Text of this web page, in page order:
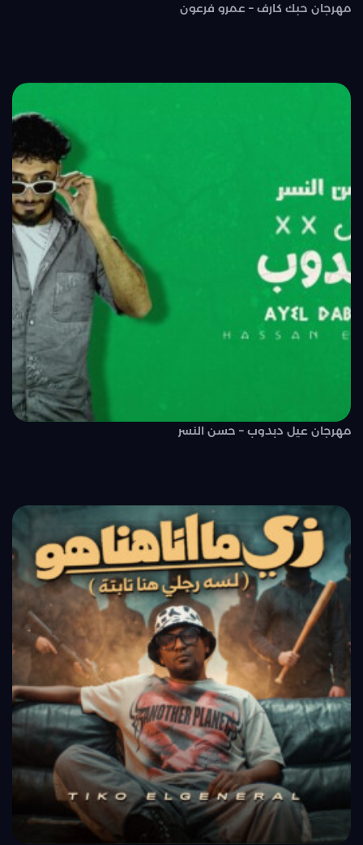
مهرجان حبك كارف – عمرو فرعون
مهرجان عيل دبدوب – حسن النسر